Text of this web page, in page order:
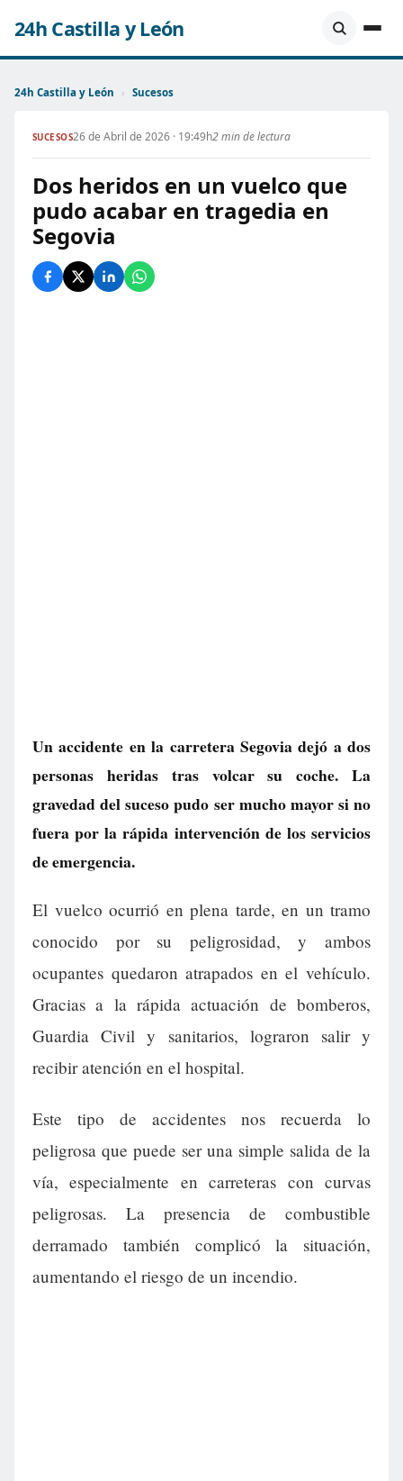
24h Castilla y León
24h Castilla y León › Sucesos
SUCESOS26 de Abril de 2026 · 19:49h2 min de lectura
Dos heridos en un vuelco que
pudo acabar en tragedia en
Segovia
Un accidente en la carretera Segovia dejó a dos
personas heridas tras volcar su coche. La
gravedad del suceso pudo ser mucho mayor si no
fuera por la rápida intervención de los servicios
de emergencia.
El vuelco ocurrió en plena tarde, en un tramo
conocido por su peligrosidad, y ambos
ocupantes quedaron atrapados en el vehículo.
Gracias a la rápida actuación de bomberos,
Guardia Civil y sanitarios, lograron salir y
recibir atención en el hospital.
Este tipo de accidentes nos recuerda lo
peligrosa que puede ser una simple salida de la
vía, especialmente en carreteras con curvas
peligrosas. La presencia de combustible
derramado también complicó la situación,
aumentando el riesgo de un incendio.